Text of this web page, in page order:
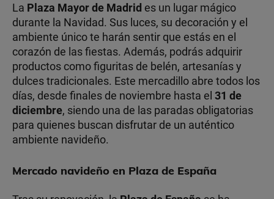
La Plaza Mayor de Madrid es un lugar mágico
durante la Navidad. Sus luces, su decoración y el
ambiente único te harán sentir que estás en el
corazón de las fiestas. Además, podrás adquirir
productos como figuritas de belén, artesanías y
dulces tradicionales. Este mercadillo abre todos los
días, desde finales de noviembre hasta el 31 de
diciembre, siendo una de las paradas obligatorias
para quienes buscan disfrutar de un auténtico
ambiente navideño.
Mercado navideño en Plaza de España